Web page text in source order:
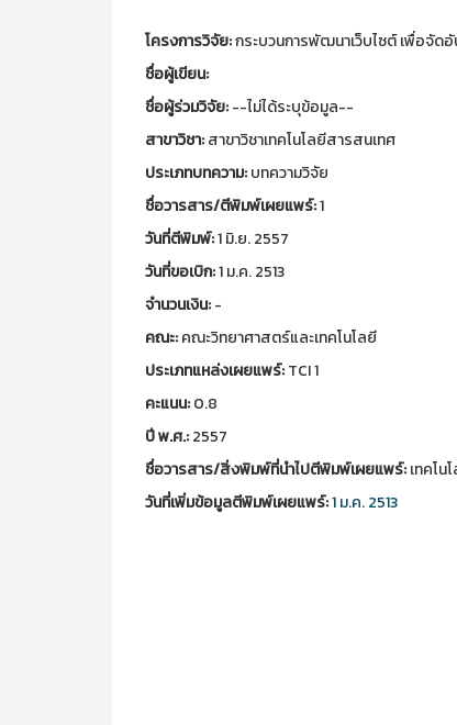
โครงการวิจัย:กระบวนการพัฒนาเว็บไซต์ เพื่อจัด
ชื่อผู้เขียน:
ชื่อผู้ร่วมวิจัย:--ไม่ได้ระบุข้อมูล--
สาขาวิชา:สาขาวิชาเทคโนโลยีสารสนเทศ
ประเภทบทความ:บทความวิจัย
ชื่อวารสาร/ตีพิมพ์เผยแพร์:1
วันที่ตีพิมพ์:1 มิ.ย. 2557
วันที่ขอเบิก:1 ม.ค. 2513
จำนวนเงิน:-
คณะ:คณะวิทยาศาสตร์และเทคโนโลยี
ประเภทแหล่งเผยแพร์:TCI 1
คะแนน:0.8
ปี พ.ศ.:2557
ชื่อวารสาร/สิ่งพิมพ์ที่นำไปตีพิมพ์เผยแพร์:เทคโน
วันที่เพิ่มข้อมูลตีพิมพ์เผยแพร์:1 ม.ค. 2513